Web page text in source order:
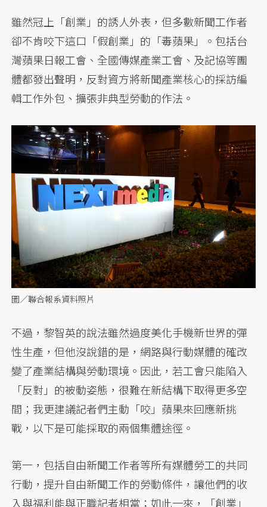
雖然冠上「創業」的誘人外表，但多數新聞工作者
卻不肯咬下這口「假創業」的「毒蘋果」。包括台
灣蘋果日報工會、全國傳媒產業工會、及記協等團
體都發出聲明，反對資方將新聞產業核心的採訪編
輯工作外包、擴張非典型勞動的作法。
圖／聯合報系資料照片
不過，黎智英的說法雖然過度美化手機新世界的彈
性生產，但他沒說錯的是，網路與行動媒體的確改
變了產業結構與勞動環境。因此，若工會只能陷入
「反對」的被動姿態，很難在新結構下取得更多空
間；我更建議記者們主動「咬」蘋果來回應新挑
戰，以下是可能採取的兩個集體途徑。
第一，包括自由新聞工作者等所有媒體勞工的共同
行動，提升自由新聞工作的勞動條件，讓他們的收
入與福利能與正職記者相當；如此一來，「創業」